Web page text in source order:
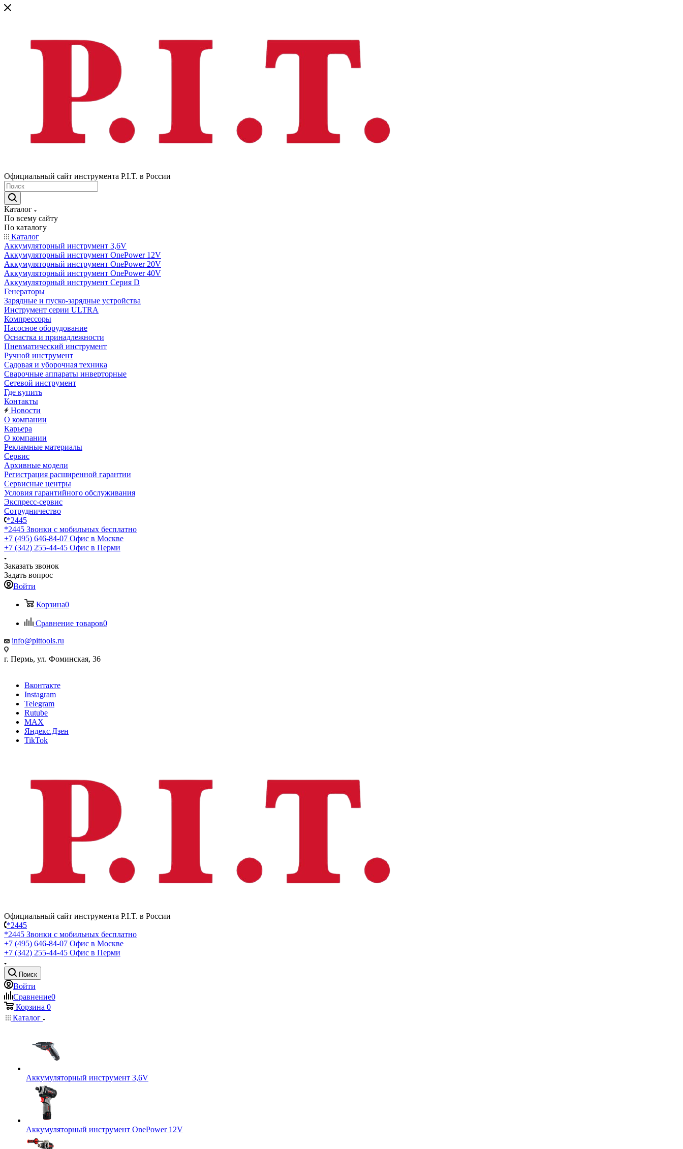
Официальный сайт инструмента P.I.T. в России
Каталог
По всему сайту
По каталогу
Каталог
Аккумуляторный инструмент 3,6V
Аккумуляторный инструмент OnePower 12V
Аккумуляторный инструмент OnePower 20V
Аккумуляторный инструмент OnePower 40V
Аккумуляторный инструмент Серия D
Генераторы
Зарядные и пуско-зарядные устройства
Инструмент серии ULTRA
Компрессоры
Насосное оборудование
Оснастка и принадлежности
Пневматический инструмент
Ручной инструмент
Садовая и уборочная техника
Сварочные аппараты инверторные
Сетевой инструмент
Где купить
Контакты
Новости
О компании
Карьера
О компании
Рекламные материалы
Сервис
Архивные модели
Регистрация расширенной гарантии
Сервисные центры
Условия гарантийного обслуживания
Экспресс-сервис
Сотрудничество
*2445
*2445 Звонки с мобильных бесплатно
+7 (495) 646-84-07 Офис в Москве
+7 (342) 255-44-45 Офис в Перми
Заказать звонок
Задать вопрос
Войти
Корзина0
Сравнение товаров0
info@pittools.ru
г. Пермь, ул. Фоминская, 36
Вконтакте
Instagram
Telegram
Rutube
MAX
Яндекс.Дзен
TikTok
Официальный сайт инструмента P.I.T. в России
*2445
*2445 Звонки с мобильных бесплатно
+7 (495) 646-84-07 Офис в Москве
+7 (342) 255-44-45 Офис в Перми
Поиск
Войти
Сравнение0
Корзина 0
Каталог
Аккумуляторный инструмент 3,6V
Аккумуляторный инструмент OnePower 12V